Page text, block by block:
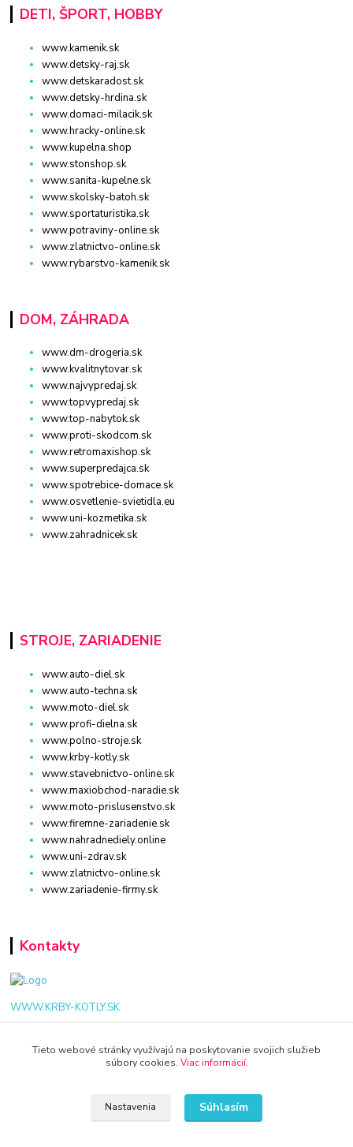
DETI, ŠPORT, HOBBY
www.kamenik.sk
www.detsky-raj.sk
www.detskaradost.sk
www.detsky-hrdina.sk
www.domaci-milacik.sk
www.hracky-online.sk
www.kupelna.shop
www.stonshop.sk
www.sanita-kupelne.sk
www.skolsky-batoh.sk
www.sportaturistika.sk
www.potraviny-online.sk
www.zlatnictvo-online.sk
www.rybarstvo-kamenik.sk
DOM, ZÁHRADA
www.dm-drogeria.sk
www.kvalitnytovar.sk
www.najvypredaj.sk
www.topvypredaj.sk
www.top-nabytok.sk
www.proti-skodcom.sk
www.retromaxishop.sk
www.superpredajca.sk
www.spotrebice-domace.sk
www.osvetlenie-svietidla.eu
www.uni-kozmetika.sk
www.zahradnicek.sk
STROJE, ZARIADENIE
www.auto-diel.sk
www.auto-techna.sk
www.moto-diel.sk
www.profi-dielna.sk
www.polno-stroje.sk
www.krby-kotly.sk
www.stavebnictvo-online.sk
www.maxiobchod-naradie.sk
www.moto-prislusenstvo.sk
www.firemne-zariadenie.sk
www.nahradnediely.online
www.uni-zdrav.sk
www.zlatnictvo-online.sk
www.zariadenie-firmy.sk
Kontakty
WWW.KRBY-KOTLY.SK
Tieto webové stránky využívajú na poskytovanie svojich služieb
súbory cookies. Viac informácií.
Nastavenia Súhlasím